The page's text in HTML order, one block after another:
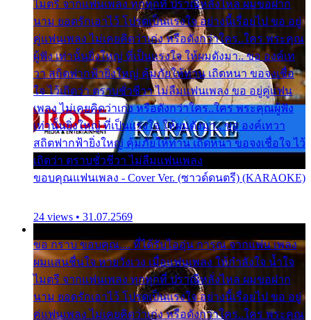
ไมตรี จากแฟนเพลง ทุกทุกที่ ปราณีหลั่งไหล ผมขอฝาก
นาม ยอดรักเอาไว้ โปรดเป็นแรงใจ อย่างนี้เรื่อยไป ขอ อยู่
คู่แฟนเพลง ไม่เคยคิดว่าเก่ง หรือดังกว่าใคร..ใคร พระคุณ
ผู้ฟัง เท่านั้นยิ่งใหญ่ ที่เป็นแรงใจ ให้ผมดังมา.. ขอ องค์เท
วา สถิตฟากฟ้ายิ่งใหญ่ คุ้มภัยให้ท่าน เถิดหนา ขอจงเชื่อ
ใจ ไว้เถิดว่า ตราบชั่วชีวา ไม่ลืมแฟนเพลง ขอ อยู่คู่แฟน
เพลง ไม่เคยคิดว่าเก่ง หรือดังกว่าใคร..ใคร พระคุณผู้ฟัง
เท่านั้นยิ่งใหญ่ ที่เป็นแรงใจ ให้ผมดังมา.. ขอ องค์เทวา
สถิตฟากฟ้ายิ่งใหญ่ คุ้มภัยให้ท่าน เถิดหนา ขอจงเชื่อใจ ไว้
เถิดว่า ตราบชั่วชีวา ไม่ลืมแฟนเพลง
ขอบคุณแฟนเพลง - Cover Ver. (ซาวด์ดนตรี) (KARAOKE)
24 views • 31.07.2569
ขอ กราบ ขอบคุณ.... ที่ได้รับไออุ่น การุณ จากแฟน เพลง
ผมแสนชื่นใจ หายวังเวง เมื่อแฟนเพลง ให้กำลังใจ น้ำใจ
ไมตรี จากแฟนเพลง ทุกทุกที่ ปราณีหลั่งไหล ผมขอฝาก
นาม ยอดรักเอาไว้ โปรดเป็นแรงใจ อย่างนี้เรื่อยไป ขอ อยู่
คู่แฟนเพลง ไม่เคยคิดว่าเก่ง หรือดังกว่าใคร..ใคร พระคุณ